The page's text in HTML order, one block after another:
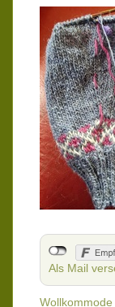
Als Mail
Wollkommode